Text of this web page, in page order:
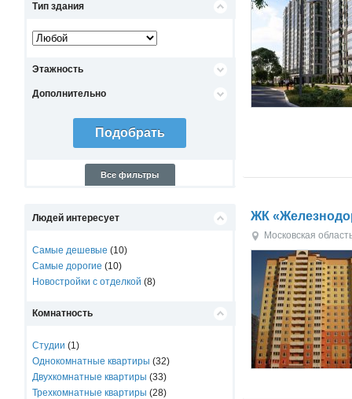
Тип здания
Этажность
Дополнительно
Все фильтры
Людей интересует
Самые дешевые (10)
Самые дорогие (10)
Новостройки с отделкой (8)
Комнатность
Студии (1)
Однокомнатные квартиры (32)
Двухкомнатные квартиры (33)
Трехкомнатные квартиры (28)
ЖК
Московская